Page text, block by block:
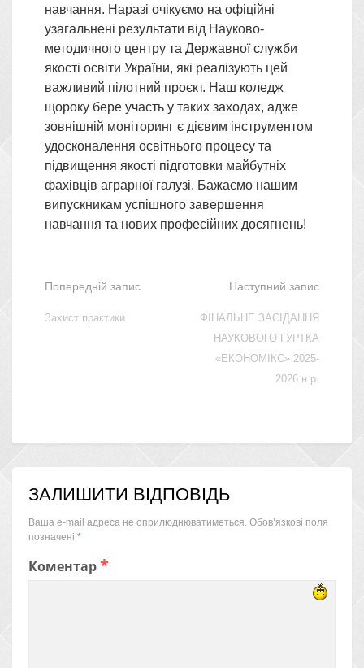
навчання. Наразі очікуємо на офіційні
узагальнені результати від Науково-
методичного центру та Державної служби
якості освіти України, які реалізують цей
важливий пілотний проєкт. Наш коледж
щороку бере участь у таких заходах, адже
зовнішній моніторинг є дієвим інструментом
удосконалення освітнього процесу та
підвищення якості підготовки майбутніх
фахівців аграрної галузі. Бажаємо нашим
випускникам успішного завершення
навчання та нових професійних досягнень!
Попередній запис
Захист практики
Наступний запис
ФІНАЛЬНЕ ЗАСІДАННЯ
НАУКОВОГО ГУРТКА
«ЕКОНОМІКС» 2025-
2026 н.р.
ЗАЛИШИТИ ВІДПОВІДЬ
Ваша e-mail адреса не оприлюднюватиметься. Обов’язкові поля
позначені *
Коментар*